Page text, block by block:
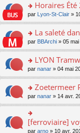
ult
er
le
m
e
a
g
e
n
n
le
u
o
n
ult
er
le
m
e
a
g
e
n
o
Horaires Été
par Lyon-St-Clair »
o
n
ult
er
le
m
e
s
g
La saleté
par BBArchi » 05
o
n
ult
er
le
m
e
s
LYON
par nanar » 04 mai
o
n
s
ult
er
Zoetermeer
par nanar » 14 avr.
o
n
[ferroviaire]
par arno » 10 avr.